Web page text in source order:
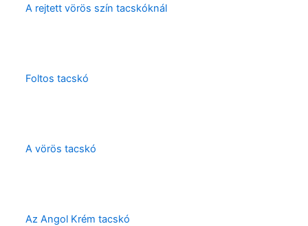
A rejtett vörös szín tacskóknál
Foltos tacskó
A vörös tacskó
Az Angol Krém tacskó